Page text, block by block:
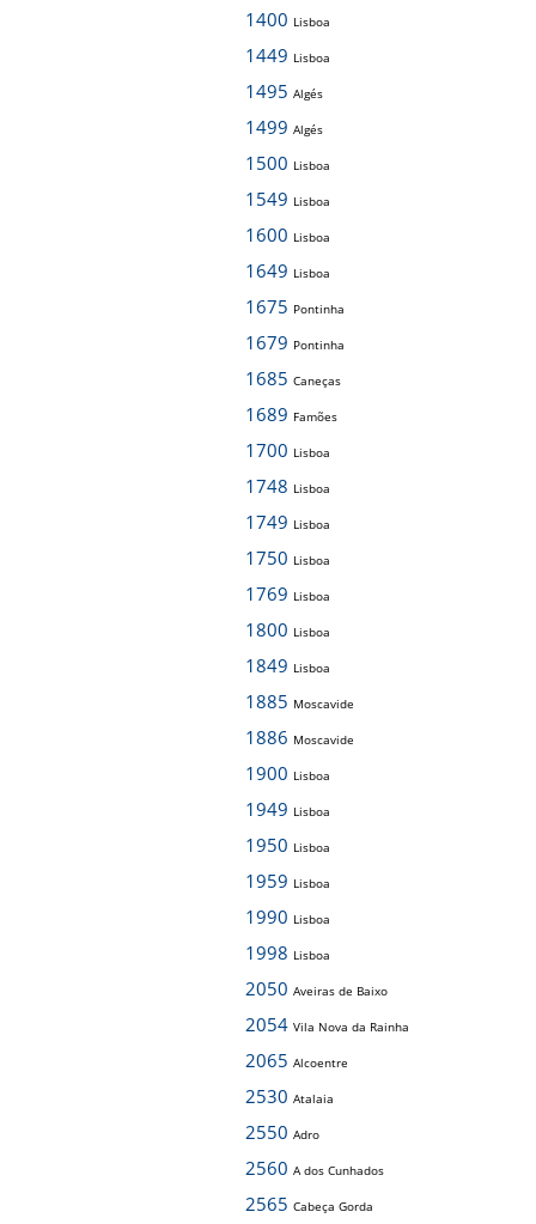
1400 Lisboa
1449 Lisboa
1495 Algés
1499 Algés
1500 Lisboa
1549 Lisboa
1600 Lisboa
1649 Lisboa
1675 Pontinha
1679 Pontinha
1685 Caneças
1689 Famões
1700 Lisboa
1748 Lisboa
1749 Lisboa
1750 Lisboa
1769 Lisboa
1800 Lisboa
1849 Lisboa
1885 Moscavide
1886 Moscavide
1900 Lisboa
1949 Lisboa
1950 Lisboa
1959 Lisboa
1990 Lisboa
1998 Lisboa
2050 Aveiras de Baixo
2054 Vila Nova da Rainha
2065 Alcoentre
2530 Atalaia
2550 Adro
2560 A dos Cunhados
2565 Cabeça Gorda